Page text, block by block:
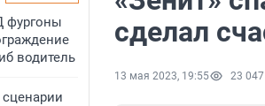
фургоны
водитель
сделал
13 мая 2023, 19:55 23 047